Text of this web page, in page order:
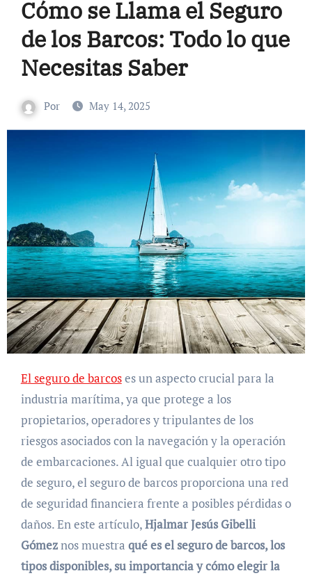
Cómo se Llama el Seguro
de los Barcos: Todo lo que
Necesitas Saber
Por May 14, 2025
El seguro de barcoses un aspecto crucial para la
industria marítima, ya que protege a los
propietarios, operadores y tripulantes de los
riesgos asociados con la navegación y la operación
de embarcaciones. Al igual que cualquier otro tipo
de seguro, el seguro de barcos proporciona una red
de seguridad financiera frente a posibles pérdidas o
daños. En este artículo,Hjalmar Jesús Gibelli
Gómeznos muestra qué es el seguro de barcos, los
tipos disponibles, su importancia y cómo elegir la